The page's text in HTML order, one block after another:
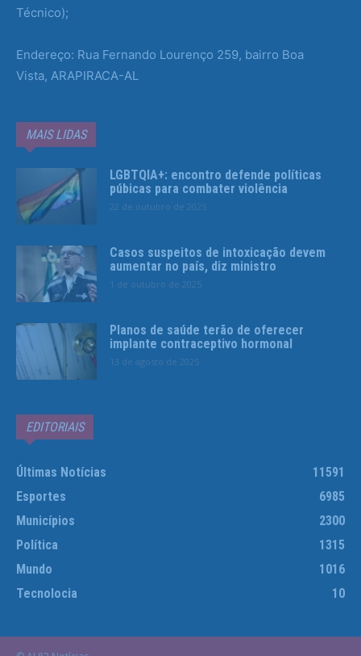
Técnico);
Endereço: Rua Fernando Lourenço 259, bairro Boa
Vista, ARAPIRACA-AL
MAIS LIDAS
LGBTQIA+: encontro defende políticas
púbicas para combater violência
22 de outubro de 2025
Casos suspeitos de intoxicação devem
aumentar no país, diz ministro
1 de outubro de 2025
Planos de saúde terão de oferecer
implante contraceptivo hormonal
13 de agosto de 2025
EDITORIAIS
Últimas Notícias
11591
Esportes
6985
Municípios
2300
Política
1315
Mundo
1016
Tecnolocia
10